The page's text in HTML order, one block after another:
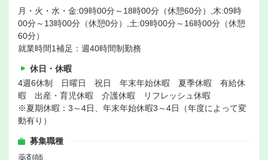
月・火・水・金:09時00分～18時00分（休憩60分）,木:09時
00分～13時00分（休憩0分）,土:09時00分～16時00分（休憩
60分）
就業時間1補足：週40時間制勤務
休日・休暇
4週6休制 日曜日 祝日 年末年始休暇 夏季休暇 有給休
暇 出産・育児休暇 介護休暇 リフレッシュ休暇
※夏期休暇：3～4日、年末年始休暇3～4日（年度によって変
動有り）
募集職種
薬剤師